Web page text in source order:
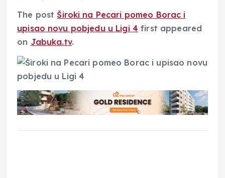
The post Široki na Pecari pomeo Borac i
upisao novu pobjedu u Ligi 4 first appeared
on Jabuka.tv.